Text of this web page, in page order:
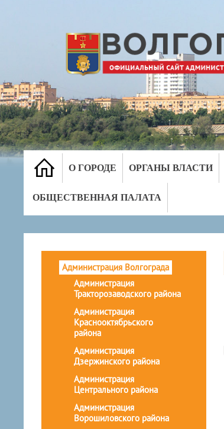
О ГОРОДЕ ОРГАНЫ ВЛАСТИ
ОБЩЕСТВЕННАЯ ПАЛАТА
Администрация Волгограда
Администрация
Тракторозаводского района
Администрация
Краснооктябрьского
района
Администрация
Дзержинского района
Администрация
Центрального района
Администрация
Ворошиловского района